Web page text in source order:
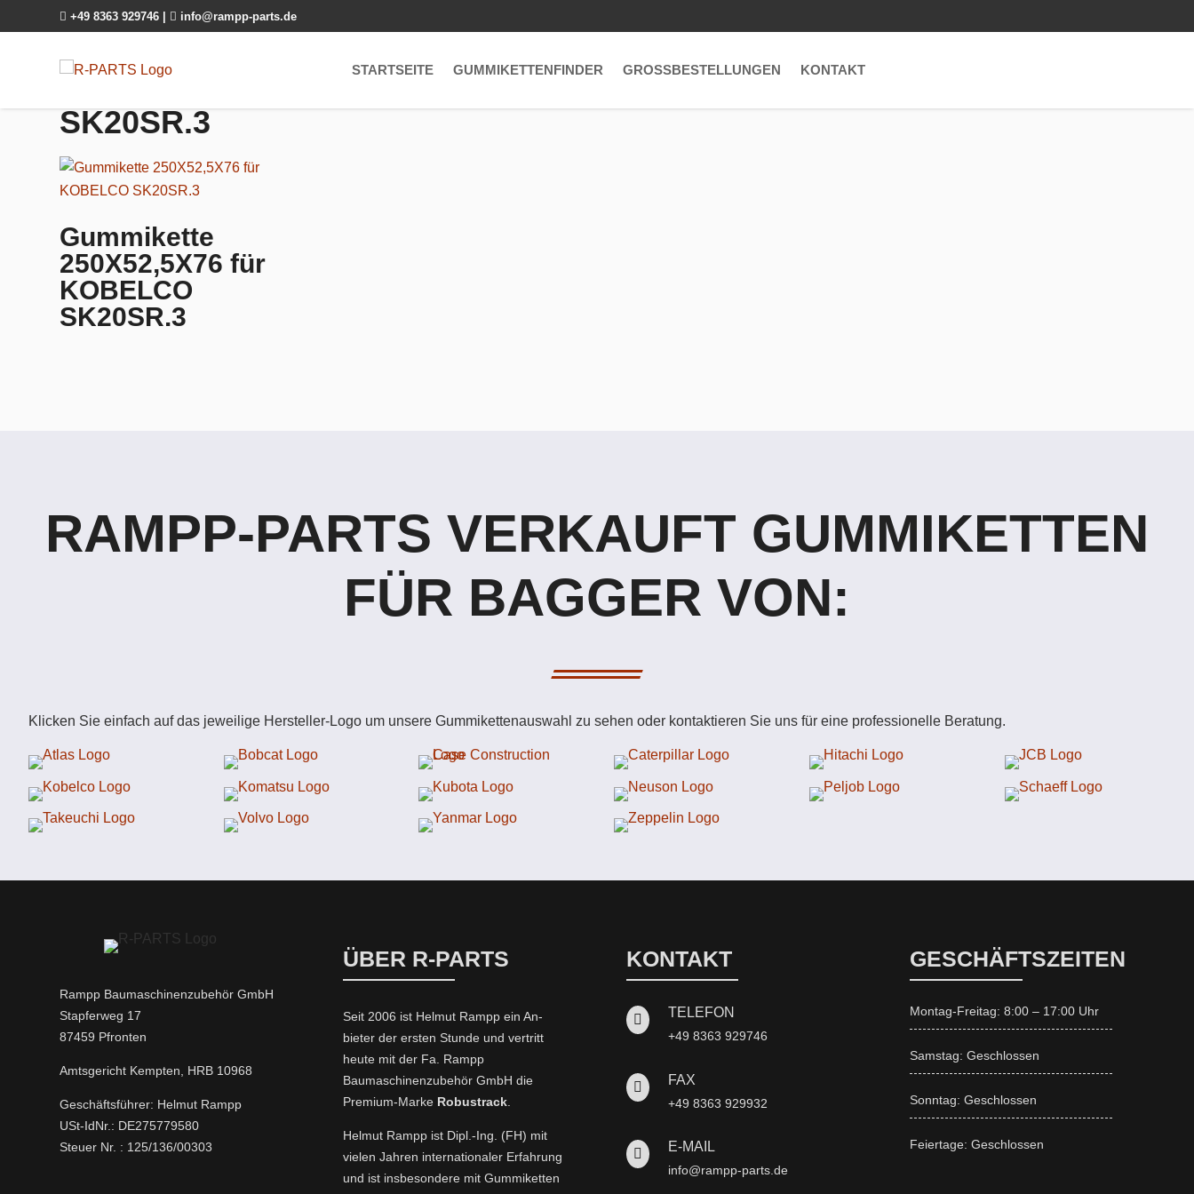
 +49 8363 929746  info@rampp-parts.de
STARTSEITE GUMMIKETTENFINDER GROSSBESTELLUNGEN KONTAKT
SK20SR.3
Gummikette
250X52,5X76 für
KOBELCO
SK20SR.3
RAMPP-PARTS VERKAUFT GUMMIKETTEN
FÜR BAGGER VON:
Klicken Sie einfach auf das jeweilige Hersteller-Logo um unsere Gummikettenauswahl zu sehen oder kontaktieren Sie uns für eine professionelle Beratung.
Rampp Baumaschinenzubehör GmbH
Stapferweg 17
87459 Pfronten
Amtsgericht Kempten, HRB 10968
Geschäftsführer: Helmut Rampp
USt-IdNr.: DE275779580
Steuer Nr. : 125/136/00303
ÜBER R-PARTS
Seit 2006 ist Helmut Rampp ein An­
bieter der ersten Stunde und vertritt
heute mit der Fa. Rampp
Baumaschinenzubehör GmbH die
Premium-Marke Robustrack.
Helmut Rampp ist Dipl.-Ing. (FH) mit
vielen Jahren internationaler Erfahrung
und ist insbesondere mit Gummiketten
KONTAKT
 TELEFON
+49 8363 929746
 FAX
+49 8363 929932
 E-MAIL
info@rampp-parts.de
GESCHÄFTSZEITEN
Montag-Freitag: 8:00 – 17:00 Uhr
Samstag: Geschlossen
Sonntag: Geschlossen
Feiertage: Geschlossen